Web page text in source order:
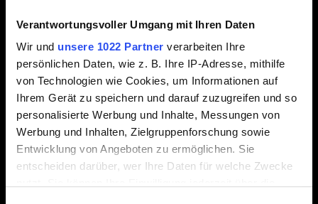
Verantwortungsvoller Umgang mit Ihren Daten
Wir und unsere 1022 Partner verarbeiten Ihre
persönlichen Daten, wie z. B. Ihre IP-Adresse, mithilfe
von Technologien wie Cookies, um Informationen auf
Ihrem Gerät zu speichern und darauf zuzugreifen und so
personalisierte Werbung und Inhalte, Messungen von
Werbung und Inhalten, Zielgruppenforschung sowie
Entwicklung von Angeboten zu ermöglichen. Sie
entscheiden darüber, wer Ihre Daten für welche Zwecke
Complete Edition
E-Mail (Tippfehler vermeiden!)
Kurze Beschreibung des Problems